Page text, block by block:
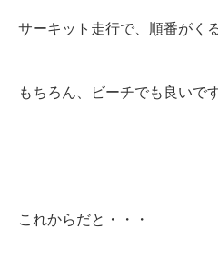
サーキット走行で、順番がく
もちろん、ビーチでも良いで
これからだと・・・